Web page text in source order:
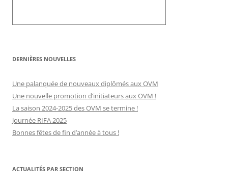
DERNIÈRES NOUVELLES
Une palanquée de nouveaux diplômés aux OVM
Une nouvelle promotion d’initiateurs aux OVM !
La saison 2024-2025 des OVM se termine !
Journée RIFA 2025
Bonnes fêtes de fin d’année à tous !
ACTUALITÉS PAR SECTION